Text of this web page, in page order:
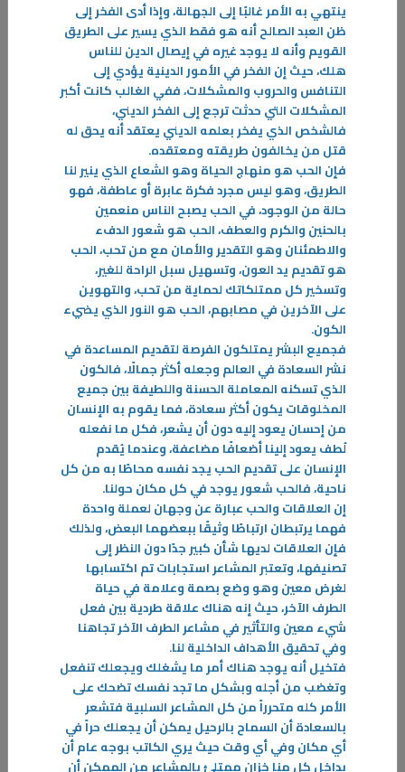
الكويتيون فرجانهم ومهنهم
الكتاب عبارة عن رسالة موجه لأبنائنا الذين لا يعرفون عن سيرة حياة الأوائل
وما هي عيشتهم ووضعهم بالماضي القريب الذي هو ما قبل النفط، فكانت
منازلهم ودواوينهم ودكاكينهم أكثرها من منتوج بلدهم
علاج التفكير الضاغط
إن الأشخاص الذين يعانون من التوتر وفرط التفكير الدائم يعانون دوماً من
تقلُب الصحة النفسية والسلبية الشديدة بداخلهم
ينتهي به الأمر غالبًا إلى الجهالة، وإذا أدى الفخر إلى
ظن العبد الصالح أنه هو فقط الذي يسير على الطريق
القويم وأنه لا يوجد غيره في إيصال الدين للناس
هلك، حيث إن الفخر في الأمور الدينية يؤدي إلى
التنافس والحروب والمشكلات، ففي الغالب كانت أكبر
المشكلات التي حدثت ترجع إلى الفخر الديني،
فالشخص الذي يفخر بعلمه الديني يعتقد أنه يحق له
قتل من يخالفون طريقته ومعتقده.
فإن الحب هو منهاج الحياة وهو الشعاع الذي ينير لنا
الطريق، وهو ليس مجرد فكرة عابرة أو عاطفة، فهو
حالة من الوجود، في الحب يصبح الناس منعمين
بالحنين والكرم والعطف، الحب هو شعور الدفء
والاطمئنان وهو التقدير والأمان مع من تحب، الحب
هو تقديم يد العون، وتسهيل سبل الراحة للغير،
وتسخير كل ممتلكاتك لحماية من تحب، والتهوين
على الآخرين في مصابهم، الحب هو النور الذي يضيء
الكون.
فجميع البشر يمتلكون الفرصة لتقديم المساعدة في
نشر السعادة في العالم وجعله أكثر جمالًا، فالكون
الذي تسكنه المعاملة الحسنة واللطيفة بين جميع
المخلوقات يكون أكثر سعادة، فما يقوم به الإنسان
من إحسان يعود إليه دون أن يشعر، فكل ما نفعله
لُطف يعود إلينا أضعافًا مضاعفة، وعندما يُقدم
الإنسان على تقديم الحب يجد نفسه محاطًا به من كل
ناحية، فالحب شعور يوجد في كل مكان حولنا.
إن العلاقات والحب عبارة عن وجهان لعملة واحدة
فهما يرتبطان ارتباطًا وثيقًا ببعضهما البعض، ولذلك
فإن العلاقات لديها شأن كبير جدًا دون النظر إلى
تصنيفها، وتعتبر المشاعر استجابات تم اكتسابها
لغرض معين وهو وضع بصمة وعلامة في حياة
الطرف الآخر، حيث إنه هناك علاقة طردية بين فعل
شيء معين والتأثير في مشاعر الطرف الآخر تجاهنا
وفي تحقيق الأهداف الداخلية لنا.
فتخيل أنه يوجد هناك أمر ما يشغلك ويجعلك تنفعل
وتغضب من أجله وبشكل ما تجد نفسك تضحك على
الأمر كله متحرراً من كل المشاعر السلبية فتشعر
بالسعادة أن السماح بالرحيل يمكن أن يجعلك حراً في
أي مكان وفي أي وقت حيث يري الكاتب بوجه عام أن
بداخل كل منا خزان ممتلئ بالمشاعر من الممكن أن